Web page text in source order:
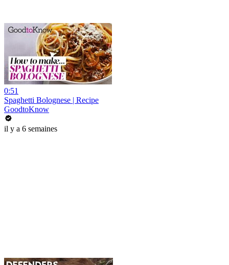
0:51
Spaghetti Bolognese | Recipe
GoodtoKnow
il y a 6 semaines